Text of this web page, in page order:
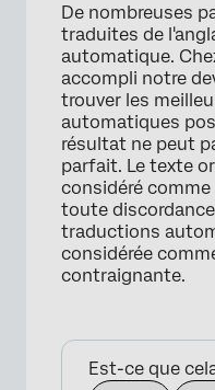
De nombreuses
traduites de
automatique.
accompli notre
trouver les
automatiques
résultat ne peut
parfait. Le texte
considéré
toute
traductions
considérée
contraignante.
Est-ce que